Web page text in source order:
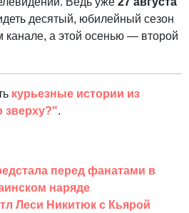
десятый, юбилейный сезон
канале, а этой осенью — второй
курьезные истории из
зверху?".
перед фанатами в
наряде
Леси Никитюк с Кьярой